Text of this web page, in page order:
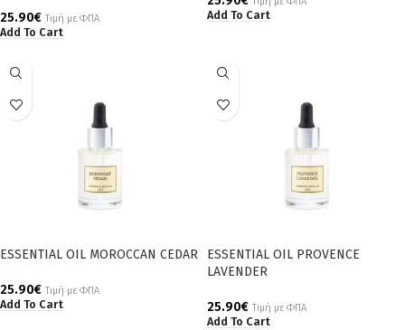
25.90€ Τιμή με ΦΠΑ
Add To Cart
Add To Cart
ESSENTIAL OIL MOROCCAN CEDAR
25.90€ Τιμή με ΦΠΑ
Add To Cart
ESSENTIAL OIL PROVENCE
LAVENDER
25.90€ Τιμή με ΦΠΑ
Add To Cart